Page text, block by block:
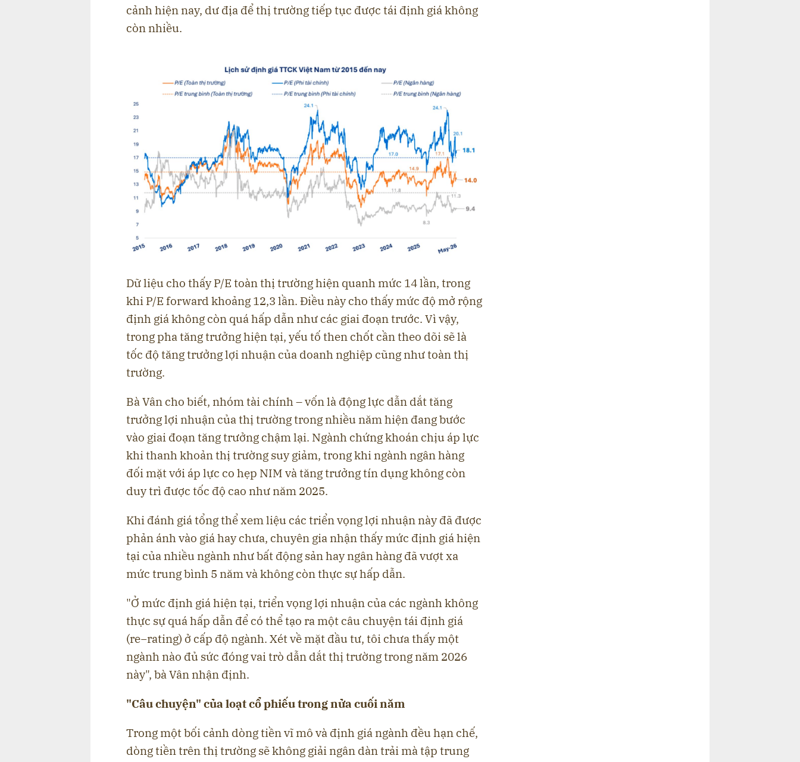
cảnh hiện nay, dư địa để thị trường tiếp tục được tái định giá không
còn nhiều.
Dữ liệu cho thấy P/E toàn thị trường hiện quanh mức 14 lần, trong
khi P/E forward khoảng 12,3 lần. Điều này cho thấy mức độ mở rộng
định giá không còn quá hấp dẫn như các giai đoạn trước. Vì vậy,
trong pha tăng trưởng hiện tại, yếu tố then chốt cần theo dõi sẽ là
tốc độ tăng trưởng lợi nhuận của doanh nghiệp cũng như toàn thị
trường.
Bà Vân cho biết, nhóm tài chính – vốn là động lực dẫn dắt tăng
trưởng lợi nhuận của thị trường trong nhiều năm hiện đang bước
vào giai đoạn tăng trưởng chậm lại. Ngành chứng khoán chịu áp lực
khi thanh khoản thị trường suy giảm, trong khi ngành ngân hàng
đối mặt với áp lực co hẹp NIM và tăng trưởng tín dụng không còn
duy trì được tốc độ cao như năm 2025.
Khi đánh giá tổng thể xem liệu các triển vọng lợi nhuận này đã được
phản ánh vào giá hay chưa, chuyên gia nhận thấy mức định giá hiện
tại của nhiều ngành như bất động sản hay ngân hàng đã vượt xa
mức trung bình 5 năm và không còn thực sự hấp dẫn.
"Ở mức định giá hiện tại, triển vọng lợi nhuận của các ngành không
thực sự quá hấp dẫn để có thể tạo ra một câu chuyện tái định giá
(re−rating) ở cấp độ ngành. Xét về mặt đầu tư, tôi chưa thấy một
ngành nào đủ sức đóng vai trò dẫn dắt thị trường trong năm 2026
này" , bà Vân nhận định.
"Câu chuyện" của loạt cổ phiếu trong nửa cuối năm
Trong một bối cảnh dòng tiền vĩ mô và định giá ngành đều hạn chế,
dòng tiền trên thị trường sẽ không giải ngân dàn trải mà tập trung